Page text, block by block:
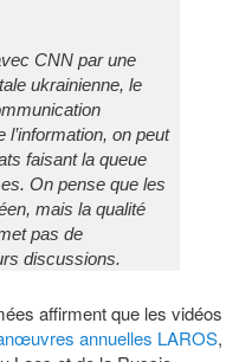
CNN par une
ukrainienne, le
on peut
faisant la queue
On pense que les
mais la qualité
pas de
discussions.
affirment que les vidéos
annuelles LAROS,